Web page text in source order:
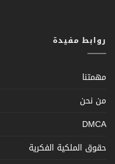
روابط مفيدة
مهمتنا
من نحن
DMCA
حقوق الملكية الفكرية